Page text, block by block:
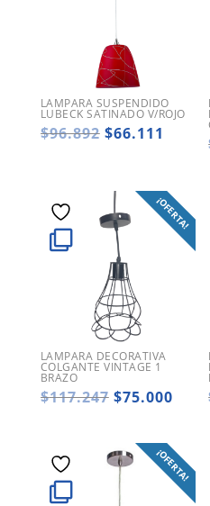
LAMPARA SUSPENDIDO
LUBECK SATINADO V/ROJO
$96.892 El
$96.892.
$66.111
¡OFERTA!
LAMPARA DECORATIVA
COLGANTE VINTAGE 1
BRAZO
$117.247 El
era:
$117.247.
$75.000El
es:
¡OFERTA!